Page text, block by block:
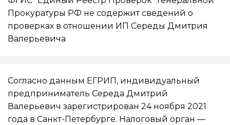
Прокуратуры РФ не содержит сведений о
проверках в отношении ИП Середы Дмитрия
Валерьевича
Согласно данным ЕГРИП, индивидуальный
предприниматель Середа Дмитрий
Валерьевич зарегистрирован 24 ноября 2021
года в Санкт-Петербурге. Налоговый орган —